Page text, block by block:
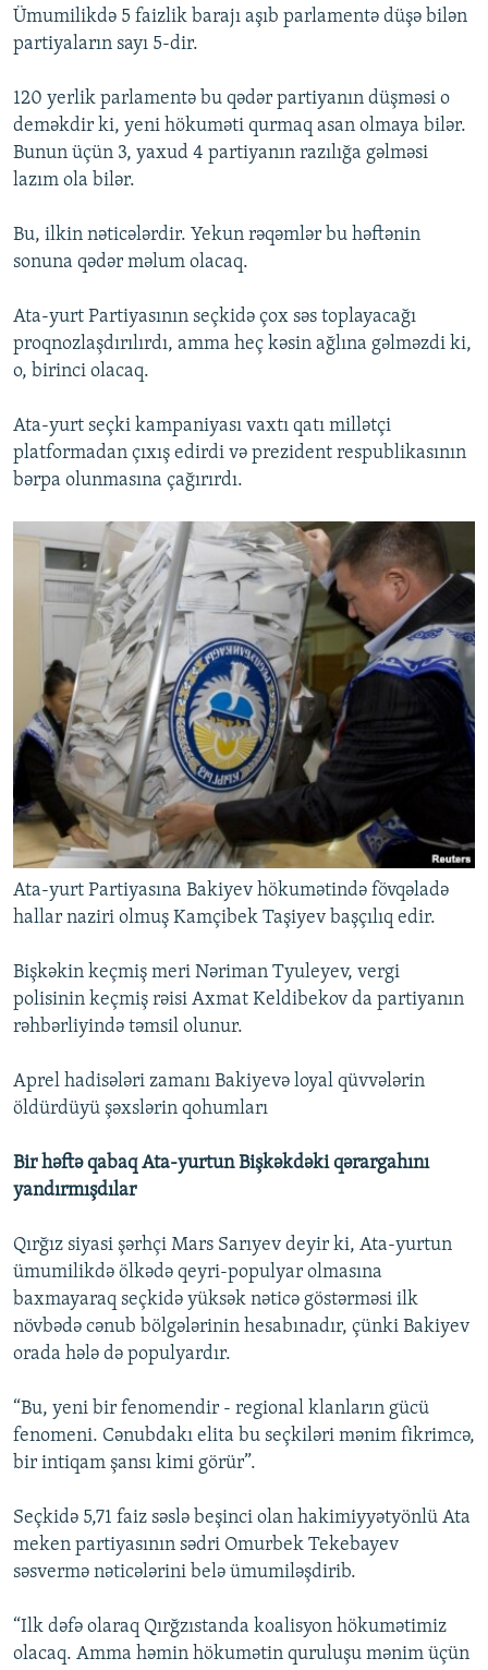
Ümumilikdə 5 faizlik barajı aşıb parlamentə düşə bilən
partiyaların sayı 5-dir.
120 yerlik parlamentə bu qədər partiyanın düşməsi o
deməkdir ki, yeni hökuməti qurmaq asan olmaya bilər.
Bunun üçün 3, yaxud 4 partiyanın razılığa gəlməsi
lazım ola bilər.
Bu, ilkin nəticələrdir. Yekun rəqəmlər bu həftənin
sonuna qədər məlum olacaq.
Ata-yurt Partiyasının seçkidə çox səs toplayacağı
proqnozlaşdırılırdı, amma heç kəsin ağlına gəlməzdi ki,
o, birinci olacaq.
Ata-yurt seçki kampaniyası vaxtı qatı millətçi
platformadan çıxış edirdi və prezident respublikasının
bərpa olunmasına çağırırdı.
Ata-yurt Partiyasına Bakiyev hökumətində fövqəladə
hallar naziri olmuş Kamçibek Taşiyev başçılıq edir.
Bişkəkin keçmiş meri Nəriman Tyuleyev, vergi
polisinin keçmiş rəisi Axmat Keldibekov da partiyanın
rəhbərliyində təmsil olunur.
Aprel hadisələri zamanı Bakiyevə loyal qüvvələrin
öldürdüyü şəxslərin qohumları
Bir həftə qabaq Ata-yurtun Bişkəkdəki qərargahını
yandırmışdılar
Qırğız siyasi şərhçi Mars Sarıyev deyir ki, Ata-yurtun
ümumilikdə ölkədə qeyri-populyar olmasına
baxmayaraq seçkidə yüksək nəticə göstərməsi ilk
növbədə cənub bölgələrinin hesabınadır, çünki Bakiyev
orada hələ də populyardır.
“Bu, yeni bir fenomendir - regional klanların gücü
fenomeni. Cənubdakı elita bu seçkiləri mənim fikrimcə,
bir intiqam şansı kimi görür”.
Seçkidə 5,71 faiz səslə beşinci olan hakimiyyətyönlü Ata
meken partiyasının sədri Omurbek Tekebayev
səsvermə nəticələrini belə ümumiləşdirib.
“Ilk dəfə olaraq Qırğzıstanda koalisyon hökumətimiz
olacaq. Amma həmin hökumətin quruluşu mənim üçün